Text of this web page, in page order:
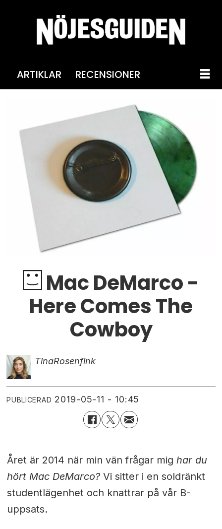
ARTIKLAR RECENSIONER
Mac DeMarco -
Here Comes The
Cowboy
TinaRosenfink
PUBLICERAD 2019-05-11 - 10:45
Året är 2014 när min vän frågar mig har du
hört Mac DeMarco?Vi sitter i en soldränkt
studentlägenhet och knattrar på vår B-
uppsats.